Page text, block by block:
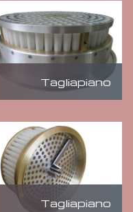
Tagliapiano
Tagliapiano